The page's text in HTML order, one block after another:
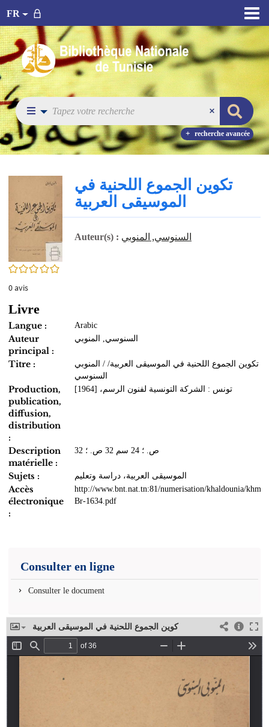
FR
recherche avancée
0/5
0avis
تكوين الجموع اللحنية في
الموسيقى العربية
Auteur(s) : السنوسي, المنوبي
Livre
Langue : Arabic
Auteur
principal :
السنوسي, المنوبي
Titre :
تكوين الجموع اللحنية في الموسيقى العربية/ / المنوبي
السنوسي
Production,
publication,
diffusion,
distribution
:
تونس : الشركة التونسية لفنون الرسم، [1964]
Description
matérielle :
32 ص. ؛ 24 سم 32 ص. ؛
Sujets : الموسيقى العربية، دراسة وتعليم
Accès
électronique
:
http://www.bnt.nat.tn:81/numerisation/khaldounia/
Br-1634.pdf
Consulter en ligne
Consulter le document
كوين الجموع اللحنية في الموسيقى العربية